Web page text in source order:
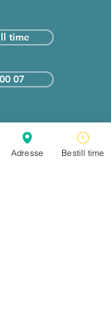
time
07
Adresse Bestill time